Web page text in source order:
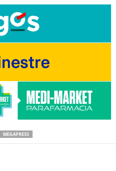
MEGAPRESS